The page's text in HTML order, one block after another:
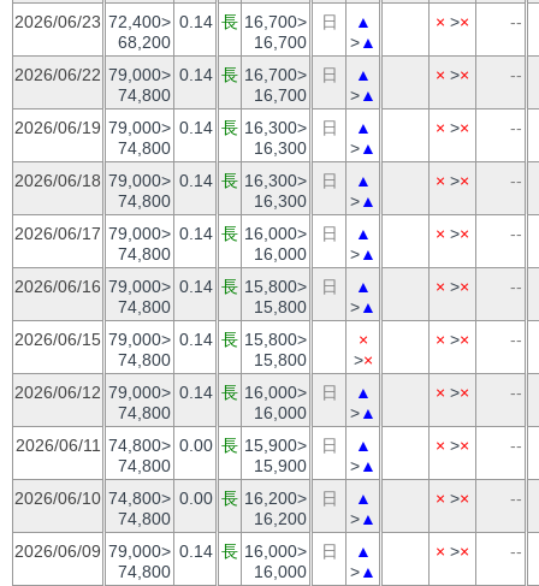
2026/06/23 72,400>
68,200
0.14 長 16,700>
16,700
日
▲
>▲
× >× --
2026/06/22 79,000>
74,800
0.14 長 16,700>
16,700
日
▲
>▲
× >× --
2026/06/19 79,000>
74,800
0.14 長 16,300>
16,300
日
▲
>▲
× >× --
2026/06/18 79,000>
74,800
0.14 長 16,300>
16,300
日
▲
>▲
× >× --
2026/06/17 79,000>
74,800
0.14 長 16,000>
16,000
日
▲
>▲
× >× --
2026/06/16 79,000>
74,800
0.14 長 15,800>
15,800
日
▲
>▲
× >× --
2026/06/15 79,000>
74,800
0.14 長 15,800>
15,800
×
>×
× >× --
2026/06/12 79,000>
74,800
0.14 長 16,000>
16,000
日
▲
>▲
× >× --
2026/06/11 74,800>
74,800
0.00 長 15,900>
15,900
日
▲
>▲
× >× --
2026/06/10 74,800>
74,800
0.00 長 16,200>
16,200
日
▲
>▲
× >× --
2026/06/09 79,000>
74,800
0.14 長 16,000>
16,000
日
▲
>▲
× >× --